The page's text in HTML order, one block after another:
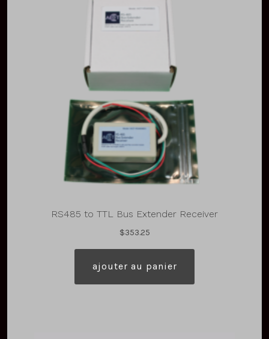
RS485 to TTL Bus Extender Receiver
$353.25
ajouter au panier